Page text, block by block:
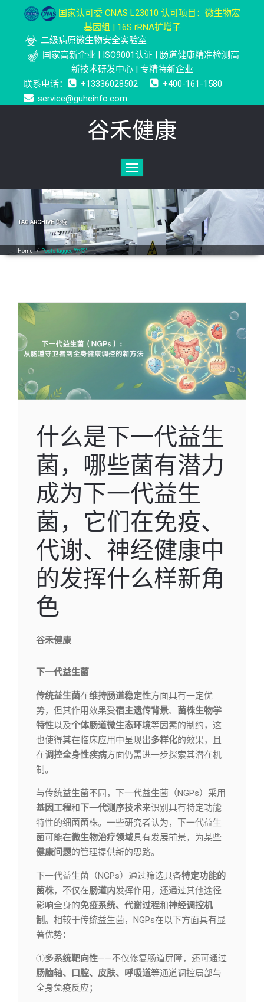
国家认可委 CNAS L23010 认可项目：微生物宏
基因组 | 16S rRNA扩增子
二级病原微生物安全实验室
国家高新企业 | ISO9001认证 | 肠道健康精准检测高
新技术研发中心 | 专精特新企业
联系电话：
+13336028502
+400-161-1580
service@guheinfo.com
谷禾健康
Toggle
navigation
TAG ARCHIVE免疫
Home/Posts tagged"免疫"
什么是下一代益生
菌，哪些菌有潜力
成为下一代益生
菌，它们在免疫、
代谢、神经健康中
的发挥什么样新角
色
谷禾健康
下一代益生菌
传统益生菌在维持肠道稳定性方面具有一定优
势，但其作用效果受宿主遗传背景、 菌株生物学
特性以及个体肠道微生态环境等因素的制约，这
也使得其在临床应用中呈现出多样化的效果，且
在调控全身性疾病方面仍需进一步探索其潜在机
制。
与传统益生菌不同，下一代益生菌（NGPs）采用
基因工程和 下一代测序技术来识别具有特定功能
特性的细菌菌株。一些研究者认为，下一代益生
菌可能在微生物治疗领域具有发展前景，为某些
健康问题的管理提供新的思路。
下一代益生菌（NGPs）通过筛选具备特定功能的
菌株，不仅在肠道内发挥作用，还通过其他途径
影响全身的免疫系统、代谢过程和神经调控机
制。相较于传统益生菌，NGPs在以下方面具有显
著优势：
①多系统靶向性——不仅修复肠道屏障，还可通过
肠脑轴、口腔、皮肤、呼吸道等通道调控局部与
全身免疫反应；